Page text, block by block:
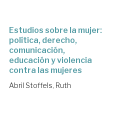
Estudios sobre la mujer:
política, derecho,
comunicación,
educación y violencia
contra las mujeres
Abril Stoffels, Ruth